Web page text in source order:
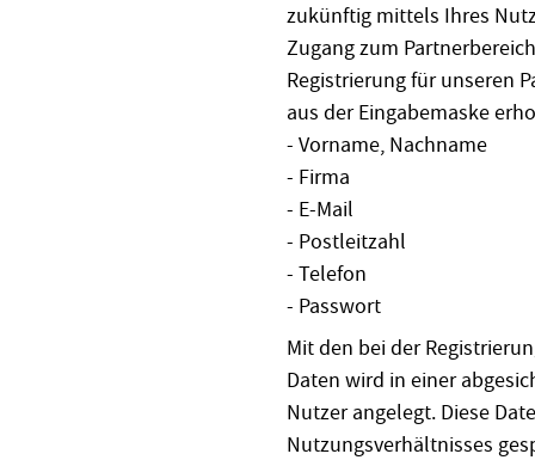
zukünftig mittels Ihres
Zugang zum
Registrierung für unseren
aus der Eingabemaske
- Vorname, Nachname
- Firma
- E-Mail
- Postleitzahl
- Telefon
- Passwort
Mit den bei der
Daten wird in einer
Nutzer angelegt. Diese
Nutzungsverhältnisses